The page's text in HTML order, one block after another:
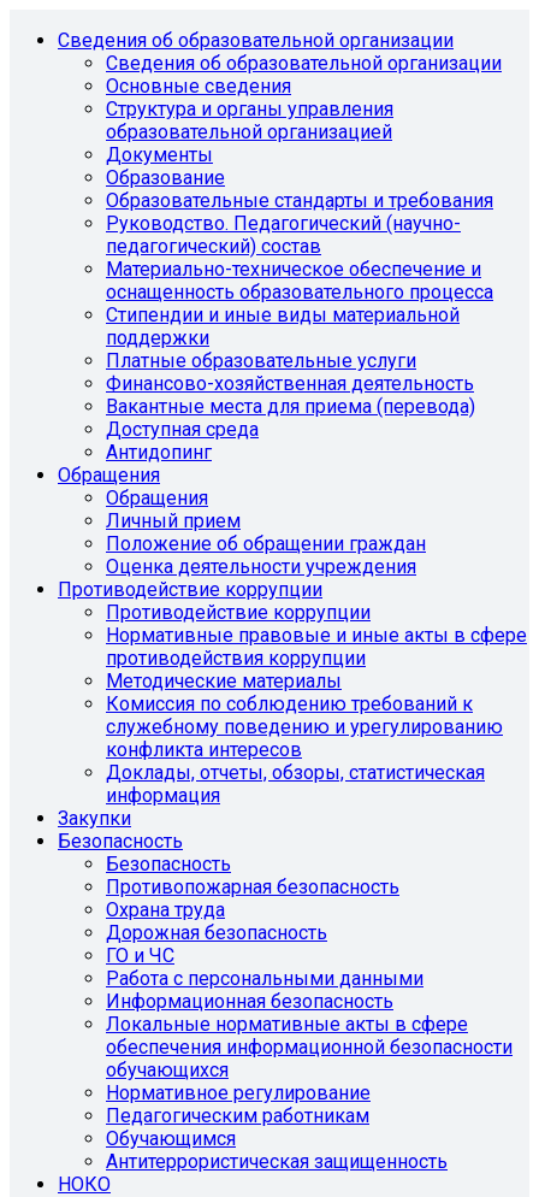
Сведения об образовательной организации
Сведения об образовательной организации
Основные сведения
Структура и органы управления
образовательной организацией
Документы
Образование
Образовательные стандарты и требования
Руководство. Педагогический (научно-
педагогический) состав
Материально-техническое обеспечение и
оснащенность образовательного процесса
Стипендии и иные виды материальной
поддержки
Платные образовательные услуги
Финансово-хозяйственная деятельность
Вакантные места для приема (перевода)
Доступная среда
Антидопинг
Обращения
Обращения
Личный прием
Положение об обращении граждан
Оценка деятельности учреждения
Противодействие коррупции
Противодействие коррупции
Нормативные правовые и иные акты в сфере
противодействия коррупции
Методические материалы
Комиссия по соблюдению требований к
служебному поведению и урегулированию
конфликта интересов
Доклады, отчеты, обзоры, статистическая
информация
Закупки
Безопасность
Безопасность
Противопожарная безопасность
Охрана труда
Дорожная безопасность
ГО и ЧС
Работа с персональными данными
Информационная безопасность
Локальные нормативные акты в сфере
обеспечения информационной безопасности
обучающихся
Нормативное регулирование
Педагогическим работникам
Обучающимся
Антитеррористическая защищенность
НОКО